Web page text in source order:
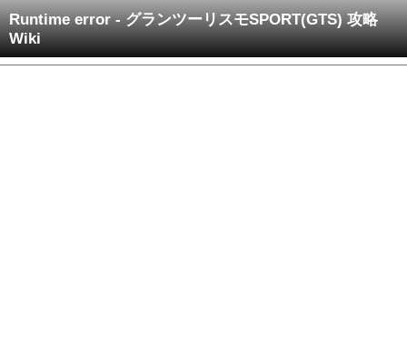
Runtime error - グランツーリスモSPORT(GTS) 攻略
Wiki